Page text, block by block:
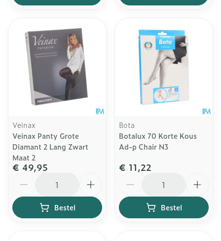
Veinax
Veinax Panty Grote
Diamant 2 Lang Zwart
Maat 2
€ 49,95
Bestel
Bota
Botalux 70 Korte Kous
Ad-p Chair N3
€ 11,22
Bestel